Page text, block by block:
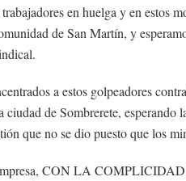
en huelga y en estos
de San Martín, y
a estos golpeadores
ciudad de Sombrerete, esperando
que no se dio puesto que los
empresa, CON LA